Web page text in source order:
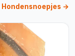
Hondensnoepjes →